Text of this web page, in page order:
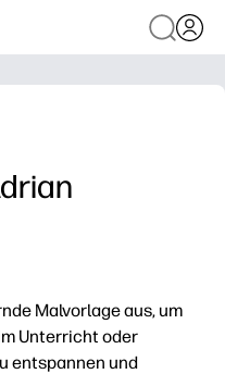
Malvorlage aus, um
Unterricht oder
entspannen und